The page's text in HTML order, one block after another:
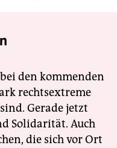
den kommenden
rechtsextreme
Gerade jetzt
Solidarität. Auch
die sich vor Ort